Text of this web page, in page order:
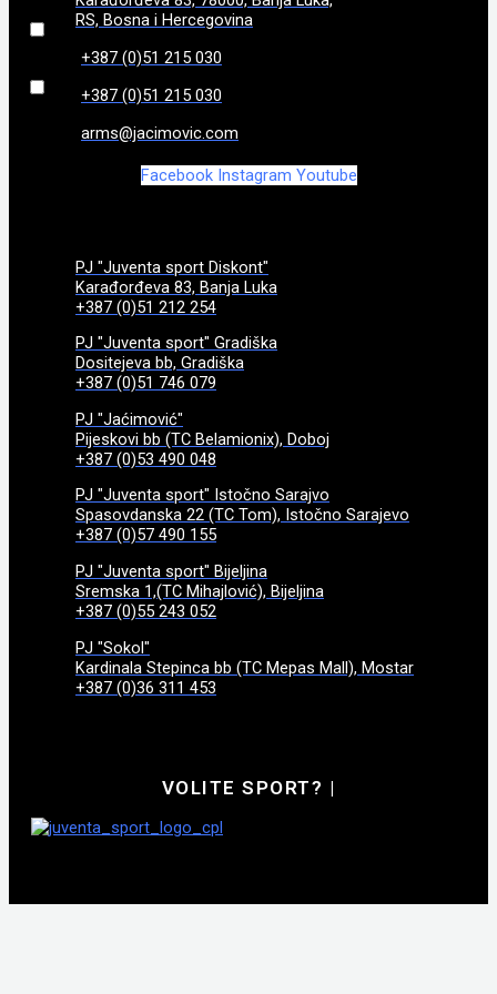
86(0)
870 g(0)
RS, Bosna i Hercegovina
+387 (0)51 215 030
+387 (0)51 215 030
arms@jacimovic.com
Facebook Instagram Youtube
PJ "Juventa sport Diskont"
Karađorđeva 83, Banja Luka
+387 (0)51 212 254
PJ "Juventa sport" Gradiška
Dositejeva bb, Gradiška
+387 (0)51 746 079
PJ "Jaćimović"
Pijeskovi bb (TC Belamionix), Doboj
+387 (0)53 490 048
PJ "Juventa sport" Istočno Sarajvo
Spasovdanska 22 (TC Tom), Istočno Sarajevo
+387 (0)57 490 155
PJ "Juventa sport" Bijeljina
Sremska 1,(TC Mihajlović), Bijeljina
+387 (0)55 243 052
PJ "Sokol"
Kardinala Stepinca bb (TC Mepas Mall), Mostar
+387 (0)36 311 453
VOLITE SPORT? |